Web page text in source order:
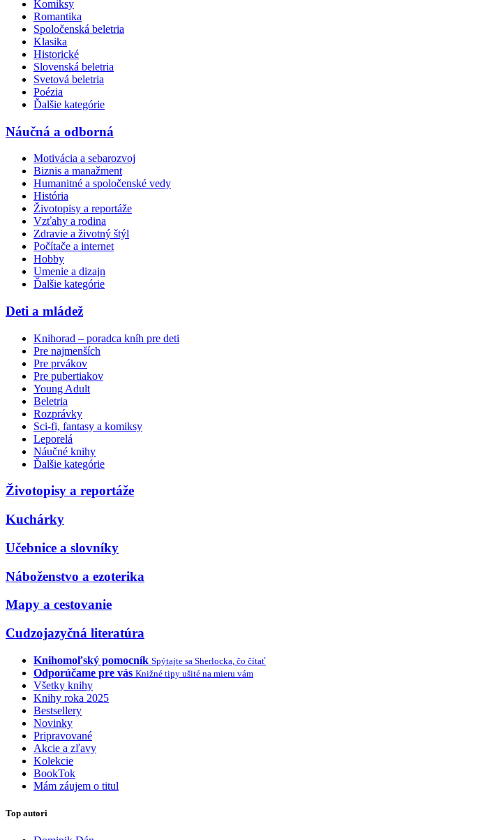
Komiksy
Romantika
Spoločenská beletria
Klasika
Historické
Slovenská beletria
Svetová beletria
Poézia
Ďalšie kategórie
Náučná a odborná
Motivácia a sebarozvoj
Biznis a manažment
Humanitné a spoločenské vedy
História
Životopisy a reportáže
Vzťahy a rodina
Zdravie a životný štýl
Počítače a internet
Hobby
Umenie a dizajn
Ďalšie kategórie
Deti a mládež
Knihorad – poradca kníh pre deti
Pre najmenších
Pre prvákov
Pre pubertiakov
Young Adult
Beletria
Rozprávky
Sci-fi, fantasy a komiksy
Leporelá
Náučné knihy
Ďalšie kategórie
Životopisy a reportáže
Kuchárky
Učebnice a slovníky
Náboženstvo a ezoterika
Mapy a cestovanie
Cudzojazyčná literatúra
Knihomoľský pomocník Spýtajte sa Sherlocka, čo čítať
Odporúčame pre vás Knižné tipy ušité na mieru vám
Všetky knihy
Knihy roka 2025
Bestsellery
Novinky
Pripravované
Akcie a zľavy
Kolekcie
BookTok
Mám záujem o titul
Top autori